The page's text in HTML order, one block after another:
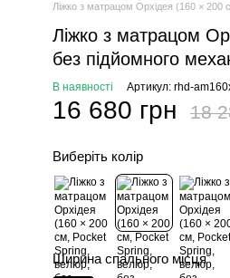
Ліжко з матрацом Орхідея (160 × 200
Ліжко з матрацом
без підйомного
В наявності Артикул: rhd-
16 680 грн 18
Виберіть колір
Ширина спального місця